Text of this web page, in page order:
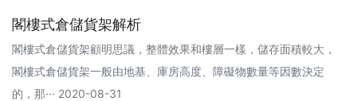
閣樓式倉儲貨架解析
閣樓式倉儲貨架顧明思議，整體效果和樓層一樣，儲存面積較大，
閣樓式倉儲貨架一般由地基、庫房高度、障礙物數量等因數決定
的，那··· 2020-08-31